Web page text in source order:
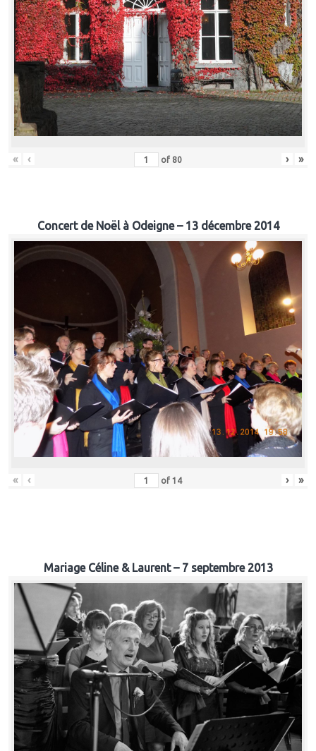
« ‹ of 80 › »
Concert de Noël à Odeigne – 13 décembre 2014
« ‹ of 14 › »
Mariage Céline & Laurent – 7 septembre 2013